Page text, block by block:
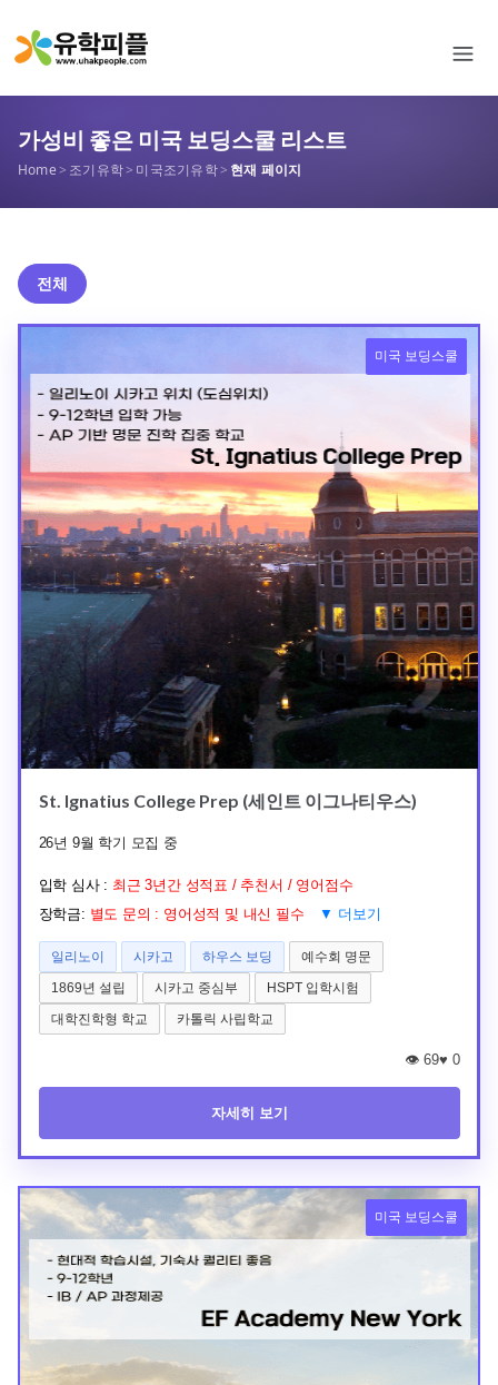
가성비 좋은 미국 보딩스쿨 리스트
Home> 조기유학> 미국조기유학> 현재 페이지
전체
미국 보딩스쿨
St. Ignatius College Prep (세인트 이그나티우스)
26년 9월 학기 모집 중
입학 심사 : 최근 3년간 성적표 / 추천서 / 영어점수
장학금: 별도 문의 : 영어성적 및 내신 필수 ▼ 더보기
일리노이 시카고 하우스 보딩
예수회 명문
1869년 설립
시카고 중심부
HSPT 입학시험
대학진학형 학교
카톨릭 사립학교
👁️ 69♥ 0
자세히 보기
미국 보딩스쿨